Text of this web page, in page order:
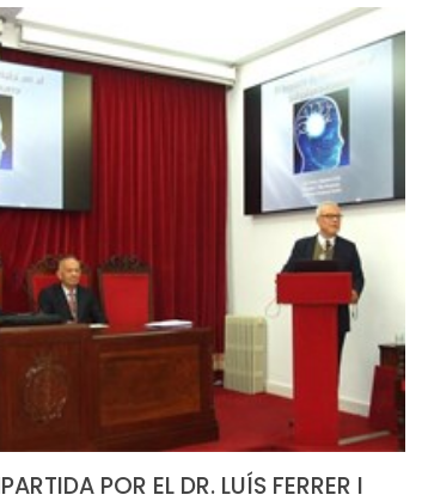
POR EL DR. LUÍS FERRER I